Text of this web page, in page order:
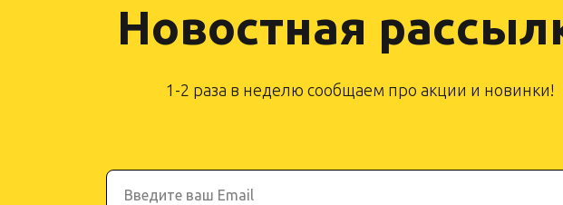
Новостная
1-2 раза в неделю сообщаем про акции и новинки!
Введите ваш Email